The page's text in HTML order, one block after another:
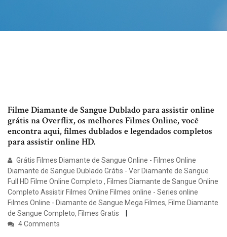
Filme Diamante de Sangue Dublado para assistir online
grátis na Overflix, os melhores Filmes Online, você
encontra aqui, filmes dublados e legendados completos
para assistir online HD.
Grátis Filmes Diamante de Sangue Online - Filmes Online
Diamante de Sangue Dublado Grátis - Ver Diamante de Sangue
Full HD Filme Online Completo , Filmes Diamante de Sangue Online
Completo Assistir Filmes Online Filmes online - Series online
Filmes Online - Diamante de Sangue Mega Filmes, Filme Diamante
de Sangue Completo, Filmes Gratis
4 Comments